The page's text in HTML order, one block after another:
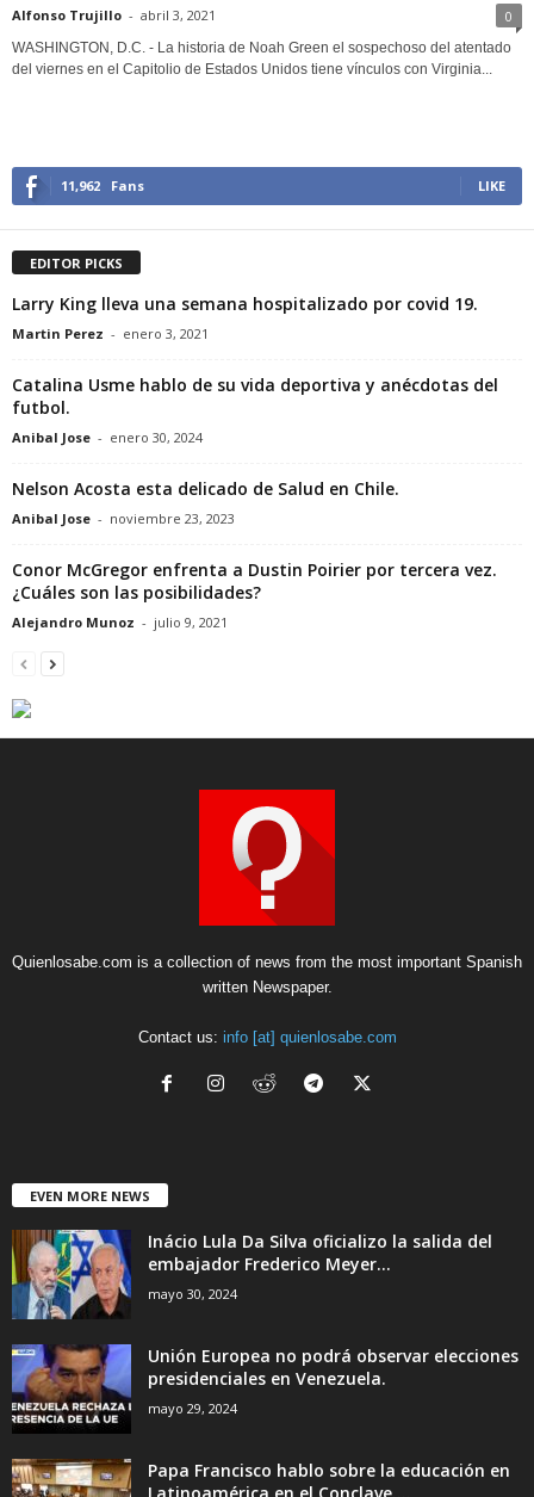
Alfonso Trujillo - abril 3, 2021 0
WASHINGTON, D.C. - La historia de Noah Green el sospechoso del atentado
del viernes en el Capitolio de Estados Unidos tiene vínculos con Virginia...
11,962 Fans LIKE
EDITOR PICKS
Larry King lleva una semana hospitalizado por covid 19.
Martin Perez - enero 3, 2021
Catalina Usme hablo de su vida deportiva y anécdotas del
futbol.
Anibal Jose - enero 30, 2024
Nelson Acosta esta delicado de Salud en Chile.
Anibal Jose - noviembre 23, 2023
Conor McGregor enfrenta a Dustin Poirier por tercera vez.
¿Cuáles son las posibilidades?
Alejandro Munoz - julio 9, 2021
Quienlosabe.com is a collection of news from the most important Spanish
written Newspaper.
Contact us: info [at] quienlosabe.com
EVEN MORE NEWS
Inácio Lula Da Silva oficializo la salida del
embajador Frederico Meyer...
mayo 30, 2024
Unión Europea no podrá observar elecciones
presidenciales en Venezuela.
mayo 29, 2024
Papa Francisco hablo sobre la educación en
Latinoamérica en el Conclave....